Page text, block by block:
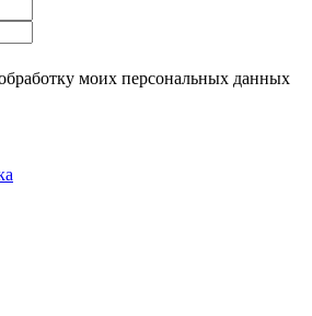
моих персональных данных